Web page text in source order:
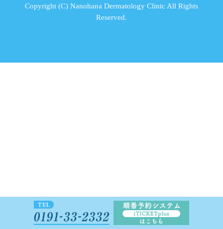
Copyright (C) Nanohana Dermatology Clinic All Rights
Reserved.